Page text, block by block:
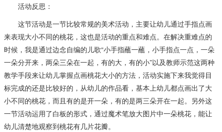
活动反思：
这节活动是一节比较常规的美术活动，主要让幼儿通过手指点画
来表现大小不同的桃花，这也是活动的重点和难点。在解决重难点的
时候，我是通过边念自编的儿歌“小手指蘸一蘸，小手指点一点，一朵
一朵分开来，两朵三朵在一起，有的大，有的小”以及教师示范这两种
教学手段来让幼儿掌握点画桃花大小的方法，活动实施下来我觉得目
标完成的还是比较好的，从幼儿的作品看，基本上幼儿都点画出了大
小不同的桃花，而且有的是开一朵，有的是两三朵开在一起。另外这
一节活动运用了白板的形式，通过魔术笔放大图片中一朵桃花，能让
幼儿清楚地观察到桃花有几片花瓣。